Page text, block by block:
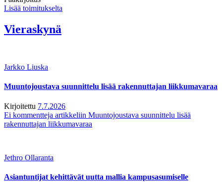
Lisää toimitukselta
Vieraskynä
Jarkko Liuska
Muuntojoustava suunnittelu lisää rakennuttajan liikkumavaraa
Kirjoitettu 7.7.2026
Ei kommentteja artikkeliin Muuntojoustava suunnittelu lisää
rakennuttajan liikkumavaraa
Jethro Ollaranta
Asiantuntijat kehittävät uutta mallia kampusasumiselle